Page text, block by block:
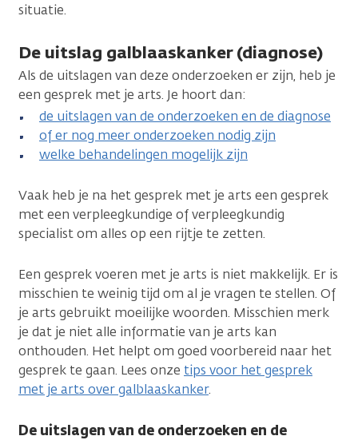
situatie.
De uitslag galblaaskanker (diagnose)
Als de uitslagen van deze onderzoeken er zijn, heb je
een gesprek met je arts. Je hoort dan:
de uitslagen van de onderzoeken en de diagnose
of er nog meer onderzoeken nodig zijn
welke behandelingen mogelijk zijn
Vaak heb je na het gesprek met je arts een gesprek
met een verpleegkundige of verpleegkundig
specialist om alles op een rijtje te zetten.
Een gesprek voeren met je arts is niet makkelijk. Er is
misschien te weinig tijd om al je vragen te stellen. Of
je arts gebruikt moeilijke woorden. Misschien merk
je dat je niet alle informatie van je arts kan
onthouden. Het helpt om goed voorbereid naar het
gesprek te gaan. Lees onze tips voor het gesprek
met je arts over galblaaskanker.
De uitslagen van de onderzoeken en de